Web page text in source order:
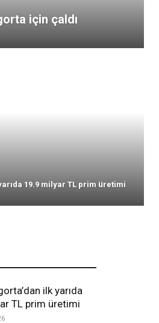
ilk yarıda
TL prim üretimi
için çaldı
19.9 milyar TL prim üretimi